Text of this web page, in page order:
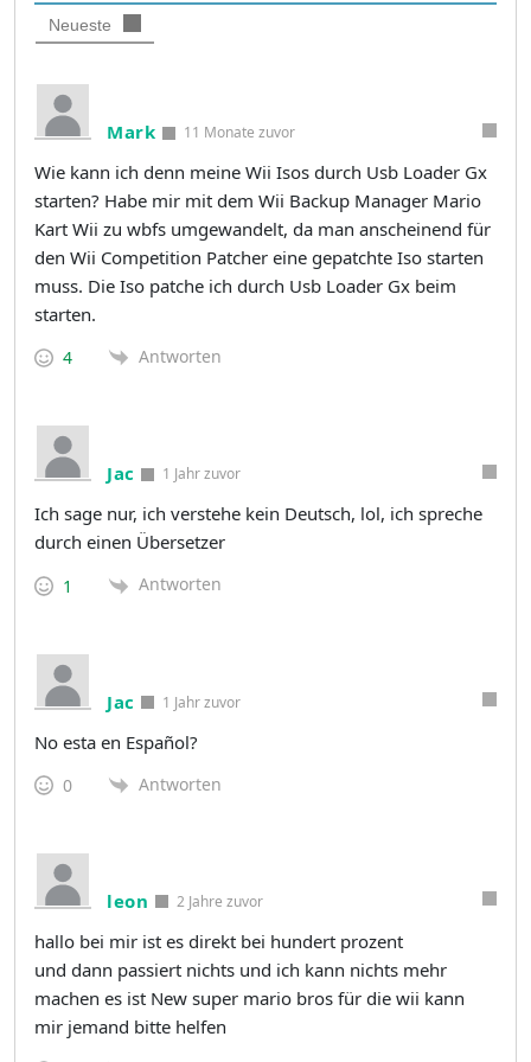
Neueste
Mark 11 Monate zuvor
Wie kann ich denn meine Wii Isos durch Usb Loader Gx
starten? Habe mir mit dem Wii Backup Manager Mario
Kart Wii zu wbfs umgewandelt, da man anscheinend für
den Wii Competition Patcher eine gepatchte Iso starten
muss. Die Iso patche ich durch Usb Loader Gx beim
starten.
4 Antworten
Jac 1 Jahr zuvor
Ich sage nur, ich verstehe kein Deutsch, lol, ich spreche
durch einen Übersetzer
1 Antworten
Jac 1 Jahr zuvor
No esta en Español?
0 Antworten
leon 2 Jahre zuvor
hallo bei mir ist es direkt bei hundert prozent
und dann passiert nichts und ich kann nichts mehr
machen es ist New super mario bros für die wii kann
mir jemand bitte helfen